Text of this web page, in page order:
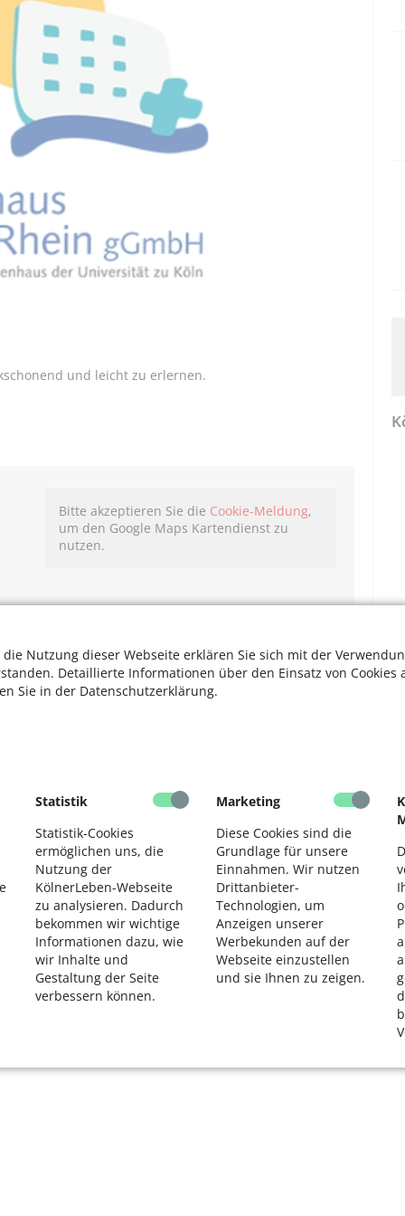
Nutzung dieser Webseite erklären Sie sich mit der
Detaillierte Informationen über den Einsatz von Cookies
Sie in der Datenschutzerklärung.
Statistik
Statistik-Cookies
ermöglichen uns, die
Nutzung der
KölnerLeben-Webseite
zu analysieren. Dadurch
bekommen wir wichtige
Informationen dazu, wie
wir Inhalte und
Gestaltung der Seite
verbessern können.
Marketing
Diese Cookies sind die
Grundlage für unsere
Einnahmen. Wir nutzen
Drittanbieter-
Technologien, um
Anzeigen unserer
Werbekunden auf der
Webseite einzustellen
und sie Ihnen zu zeigen.
und leicht zu erlernen.
Bitte akzeptieren Sie die Cookie-Meldung,
um den Google Maps Kartendienst zu
nutzen.